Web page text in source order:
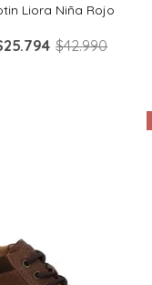
Liora Niña Rojo
25.794 $42.990